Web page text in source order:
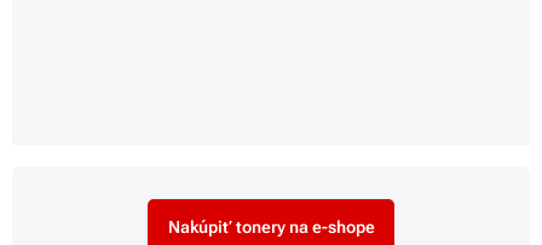
Nakúpiť tonery na e-shope